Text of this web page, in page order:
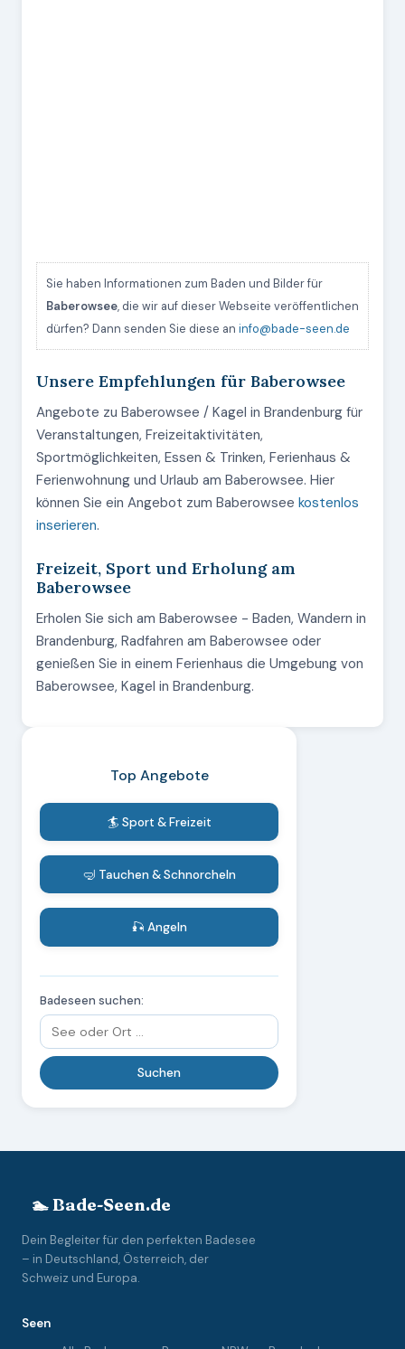
Sie haben Informationen zum Baden und Bilder für
Baberowsee, die wir auf dieser Webseite veröffentlichen
dürfen? Dann senden Sie diese an info@bade-seen.de
Unsere Empfehlungen für Baberowsee
Angebote zu Baberowsee / Kagel in Brandenburg für
Veranstaltungen, Freizeitaktivitäten,
Sportmöglichkeiten, Essen & Trinken, Ferienhaus &
Ferienwohnung und Urlaub am Baberowsee. Hier
können Sie ein Angebot zum Baberowsee kostenlos
inserieren.
Freizeit, Sport und Erholung am
Baberowsee
Erholen Sie sich am Baberowsee - Baden, Wandern in
Brandenburg, Radfahren am Baberowsee oder
genießen Sie in einem Ferienhaus die Umgebung von
Baberowsee, Kagel in Brandenburg.
Top Angebote
🏄 Sport & Freizeit
🤿 Tauchen & Schnorcheln
🎣 Angeln
Badeseen suchen:
🏊 Bade-Seen.de
Dein Begleiter für den perfekten Badesee
– in Deutschland, Österreich, der
Schweiz und Europa.
Seen